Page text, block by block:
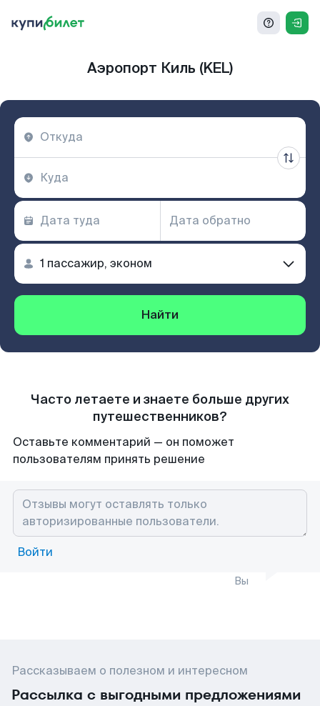
Аэропорт Киль (KEL)
Найти
Часто летаете и знаете больше других
путешественников?
Оставьте комментарий — он поможет
пользователям принять решение
Войти
Вы
Рассказываем о полезном и интересном
Рассылка с выгодными предложениями